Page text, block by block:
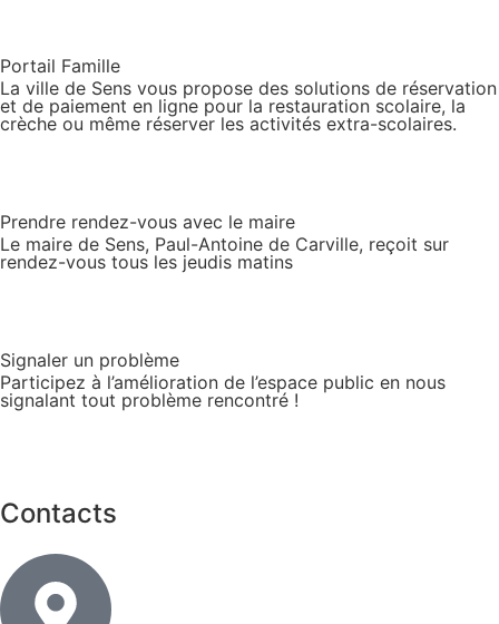
Portail Famille
La ville de Sens vous propose des solutions de réservation
et de paiement en ligne pour la restauration scolaire, la
crèche ou même réserver les activités extra-scolaires.
Prendre rendez-vous avec le maire
Le maire de Sens, Paul-Antoine de Carville, reçoit sur
rendez-vous tous les jeudis matins
Signaler un problème
Participez à l’amélioration de l’espace public en nous
signalant tout problème rencontré !
Contacts